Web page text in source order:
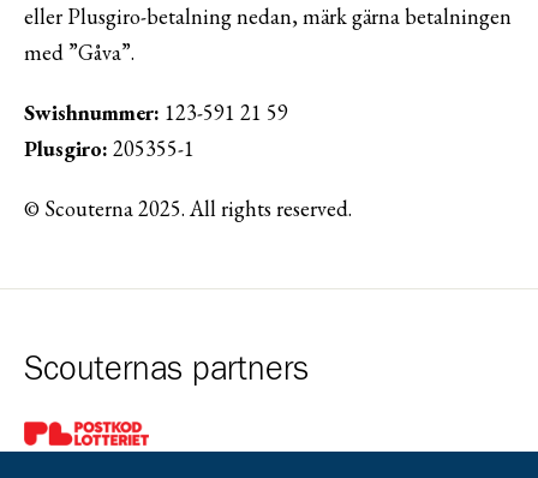
eller Plusgiro-betalning nedan, märk gärna betalningen
med ”Gåva”.
Swishnummer: 123-591 21 59
Plusgiro: 205355-1
© Scouterna 2025. All rights reserved.
Scouternas partners
Gå till pl_50